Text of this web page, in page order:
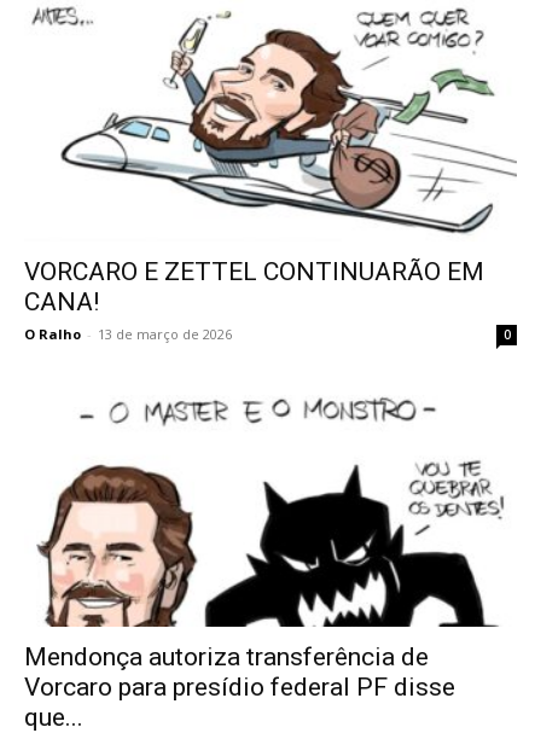
VORCARO E ZETTEL CONTINUARÃO EM
CANA!
O Ralho - 13 de março de 2026 0
Mendonça autoriza transferência de
Vorcaro para presídio federal PF disse
que...